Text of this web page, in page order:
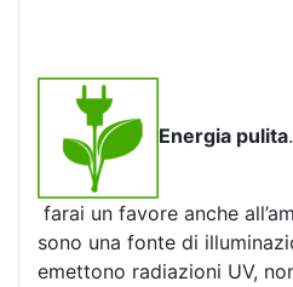
Energia pulita
farai un favore anche
sono una fonte di
emettono radiazioni UV,